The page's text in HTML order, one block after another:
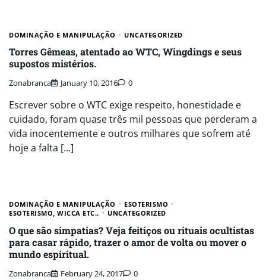
DOMINAÇÃO E MANIPULAÇÃO UNCATEGORIZED
Torres Gêmeas, atentado ao WTC, Wingdings e seus
supostos mistérios.
Zonabranca January 10, 2016 0
Escrever sobre o WTC exige respeito, honestidade e
cuidado, foram quase três mil pessoas que perderam a
vida inocentemente e outros milhares que sofrem até
hoje a falta […]
DOMINAÇÃO E MANIPULAÇÃO
ESOTERISMO
ESOTERISMO, WICCA ETC..
UNCATEGORIZED
O que são simpatias? Veja feitiços ou rituais ocultistas
para casar rápido, trazer o amor de volta ou mover o
mundo espiritual.
Zonabranca February 24, 2017 0